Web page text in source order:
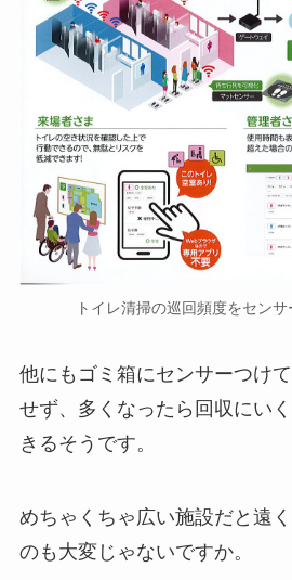
トイレ清掃の巡回頻度をセンサ
他にもゴミ箱にセンサーつけ
せず、多くなったら回収にい
きるそうです。
めちゃくちゃ広い施設だと遠
のも大変じゃないですか。